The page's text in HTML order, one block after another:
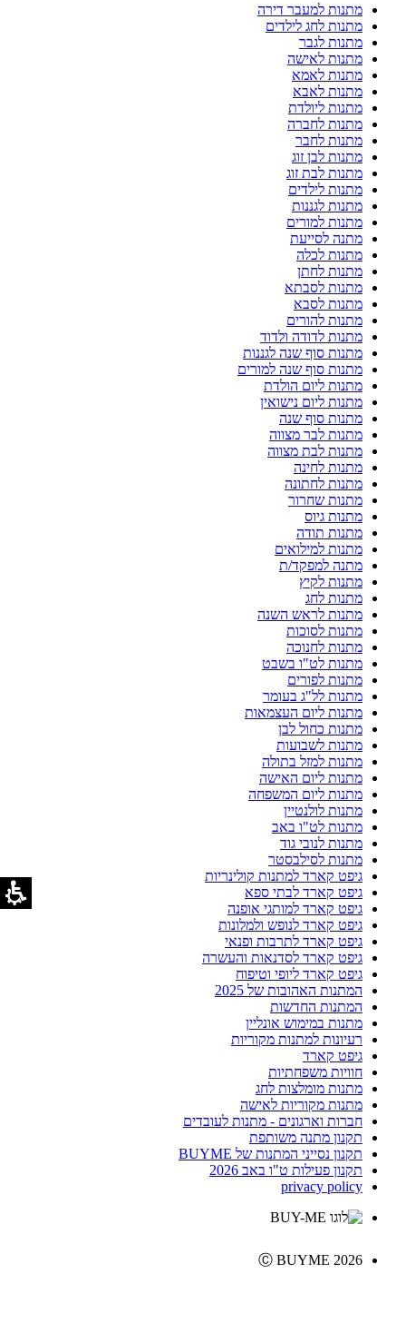
מתנות למעבר דירה
מתנות לחג לילדים
מתנות לגבר
מתנות לאישה
מתנות לאמא
מתנות לאבא
מתנות ליולדת
מתנות לחברה
מתנות לחבר
מתנות לבן זוג
מתנות לבת זוג
מתנות לילדים
מתנות לגננות
מתנות למורים
מתנה לסייעת
מתנות לכלה
מתנות לחתן
מתנות לסבתא
מתנות לסבא
מתנות להורים
מתנות לדודה ולדוד
מתנות סוף שנה לגננות
מתנות סוף שנה למורים
מתנות ליום הולדת
מתנות ליום נישואין
מתנות סוף שנה
מתנות לבר מצווה
מתנות לבת מצווה
מתנות לחינה
מתנות לחתונה
מתנות שחרור
מתנות גיוס
מתנות תודה
מתנות למילואים
מתנה למפקד/ת
מתנות לקיץ
מתנות לחג
מתנות לראש השנה
מתנות לסוכות
מתנות לחנוכה
מתנות לט"ו בשבט
מתנות לפורים
מתנות לל"ג בעומר
מתנות ליום העצמאות
מתנות כחול לבן
מתנות לשבועות
מתנות למזל בתולה
מתנות ליום האישה
מתנות ליום המשפחה
מתנות לולנטיין
מתנות לט"ו באב
מתנות לנובי גוד
מתנות לסילבסטר
גיפט קארד למתנות קולינריות
גיפט קארד לבתי ספא
גיפט קארד למותגי אופנה
גיפט קארד לנופש ולמלונות
גיפט קארד לתרבות ופנאי
גיפט קארד לסדנאות והעשרה
גיפט קארד ליופי וטיפוח
המתנות האהובות של 2025
המתנות החדשות
מתנות במימוש אונליין
רעיונות למתנות מקוריות
גיפט קארד
חוויות משפחתיות
מתנות מומלצות לחג
מתנות מקוריות לאישה
חברות וארגונים - מתנות לעובדים
תקנון מתנה משותפת
תקנון נסייני המתנות של BUYME
תקנון פעילות ט"ו באב 2026
privacy policy
Ⓒ BUYME 2026